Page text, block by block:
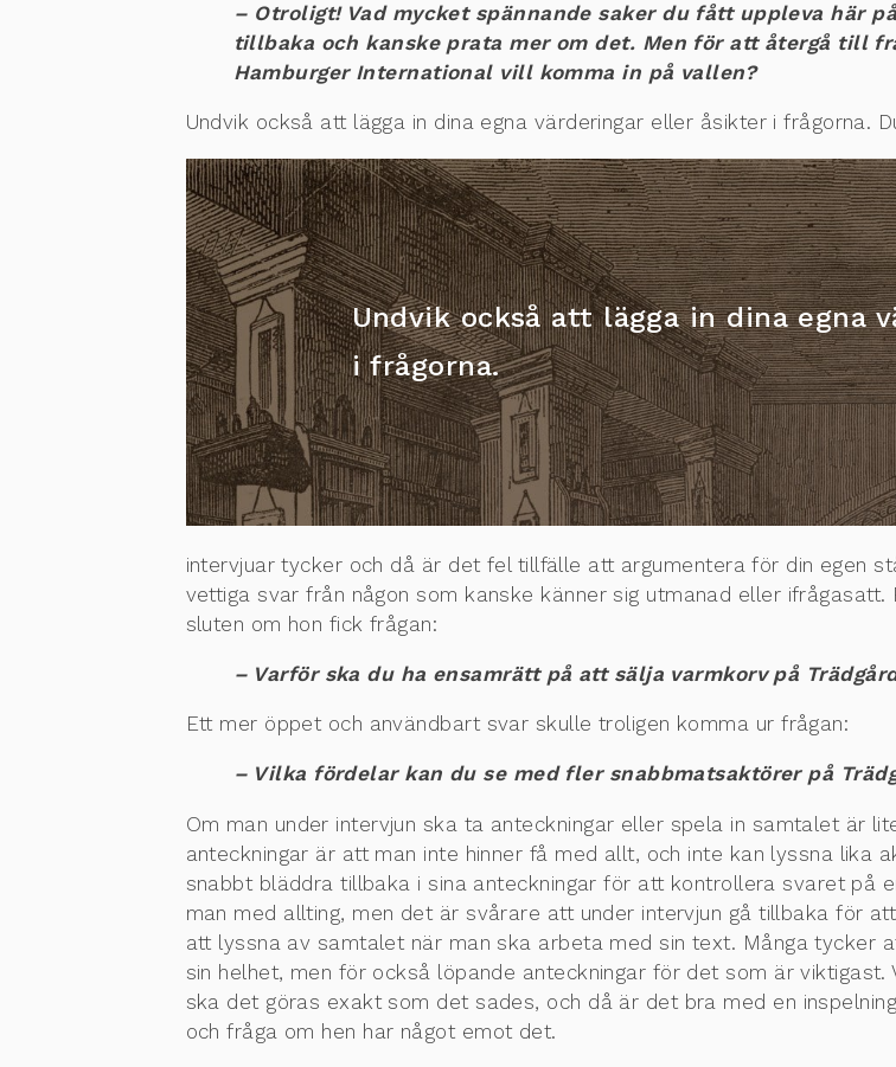
– Otroligt! Vad mycket spännande saker du fått uppleva här
tillbaka och kanske prata mer om det. Men för att återgå till
Hamburger International vill komma in på vallen?
Undvik också att lägga in dina egna värderingar eller åsikter i frågorna.
Undvik också att lägga in dina egna
i frågorna.
intervjuar tycker och då är det fel tillfälle att argumentera för din egen
vettiga svar från någon som kanske känner sig utmanad eller
sluten om hon fick frågan:
– Varför ska du ha ensamrätt på att sälja varmkorv på
Ett mer öppet och användbart svar skulle troligen komma ur frågan:
– Vilka fördelar kan du se med fler snabbmatsaktörer på
Om man under intervjun ska ta anteckningar eller spela in samtalet är
anteckningar är att man inte hinner få med allt, och inte kan lyssna lika
snabbt bläddra tillbaka i sina anteckningar för att kontrollera svaret på
man med allting, men det är svårare att under intervjun gå tillbaka för
att lyssna av samtalet när man ska arbeta med sin text. Många tycker
sin helhet, men för också löpande anteckningar för det som är
ska det göras exakt som det sades, och då är det bra med en
och fråga om hen har något emot det.